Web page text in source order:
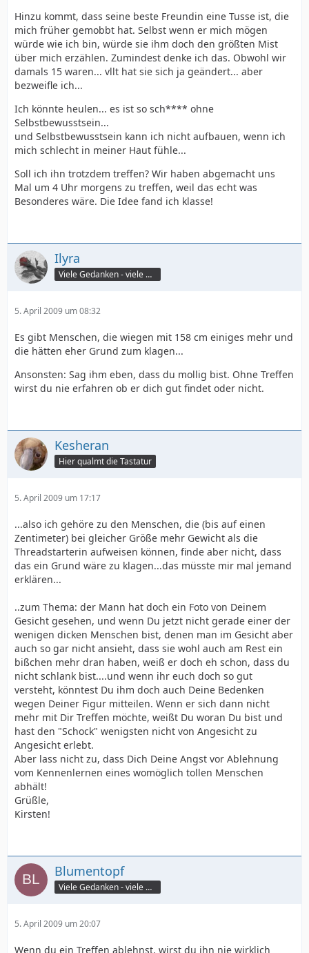
Hinzu kommt, dass seine beste Freundin eine Tusse ist, die
mich früher gemobbt hat. Selbst wenn er mich mögen
würde wie ich bin, würde sie ihm doch den größten Mist
über mich erzählen. Zumindest denke ich das. Obwohl wir
damals 15 waren... vllt hat sie sich ja geändert... aber
bezweifle ich...
Ich könnte heulen... es ist so sch**** ohne
Selbstbewusstsein...
und Selbstbewusstsein kann ich nicht aufbauen, wenn ich
mich schlecht in meiner Haut fühle...
Soll ich ihn trotzdem treffen? Wir haben abgemacht uns
Mal um 4 Uhr morgens zu treffen, weil das echt was
Besonderes wäre. Die Idee fand ich klasse!
Ilyra
Viele Gedanken - viele Worte
5. April 2009 um 08:32
Es gibt Menschen, die wiegen mit 158 cm einiges mehr und
die hätten eher Grund zum klagen...
Ansonsten: Sag ihm eben, dass du mollig bist. Ohne Treffen
wirst du nie erfahren ob er dich gut findet oder nicht.
Kesheran
Hier qualmt die Tastatur
5. April 2009 um 17:17
...also ich gehöre zu den Menschen, die (bis auf einen
Zentimeter) bei gleicher Größe mehr Gewicht als die
Threadstarterin aufweisen können, finde aber nicht, dass
das ein Grund wäre zu klagen...das müsste mir mal jemand
erklären...
..zum Thema: der Mann hat doch ein Foto von Deinem
Gesicht gesehen, und wenn Du jetzt nicht gerade einer der
wenigen dicken Menschen bist, denen man im Gesicht aber
auch so gar nicht ansieht, dass sie wohl auch am Rest ein
bißchen mehr dran haben, weiß er doch eh schon, dass du
nicht schlank bist....und wenn ihr euch doch so gut
versteht, könntest Du ihm doch auch Deine Bedenken
wegen Deiner Figur mitteilen. Wenn er sich dann nicht
mehr mit Dir Treffen möchte, weißt Du woran Du bist und
hast den "Schock" wenigsten nicht von Angesicht zu
Angesicht erlebt.
Aber lass nicht zu, dass Dich Deine Angst vor Ablehnung
vom Kennenlernen eines womöglich tollen Menschen
abhält!
Grüßle,
Kirsten!
Blumentopf
Viele Gedanken - viele Worte
5. April 2009 um 20:07
Wenn du ein Treffen ablehnst, wirst du ihn nie wirklich